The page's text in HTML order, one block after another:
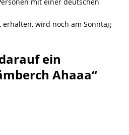
wird noch am Sonntag
ein
Ahaaa“